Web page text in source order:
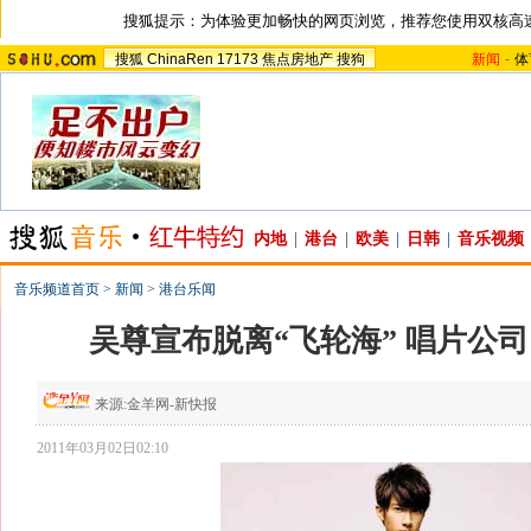
搜狐提示：为体验更加畅快的网页浏览，推荐您使用双核高
搜狐 ChinaRen 17173 焦点房地产 搜狗 新闻 -
内地 港台 欧美 日韩 音乐视频
音乐频道首页 > 新闻 > 港台乐闻
吴尊宣布脱离“飞轮海” 唱片公
来源:金羊网-新快报
2011年03月02日02:10